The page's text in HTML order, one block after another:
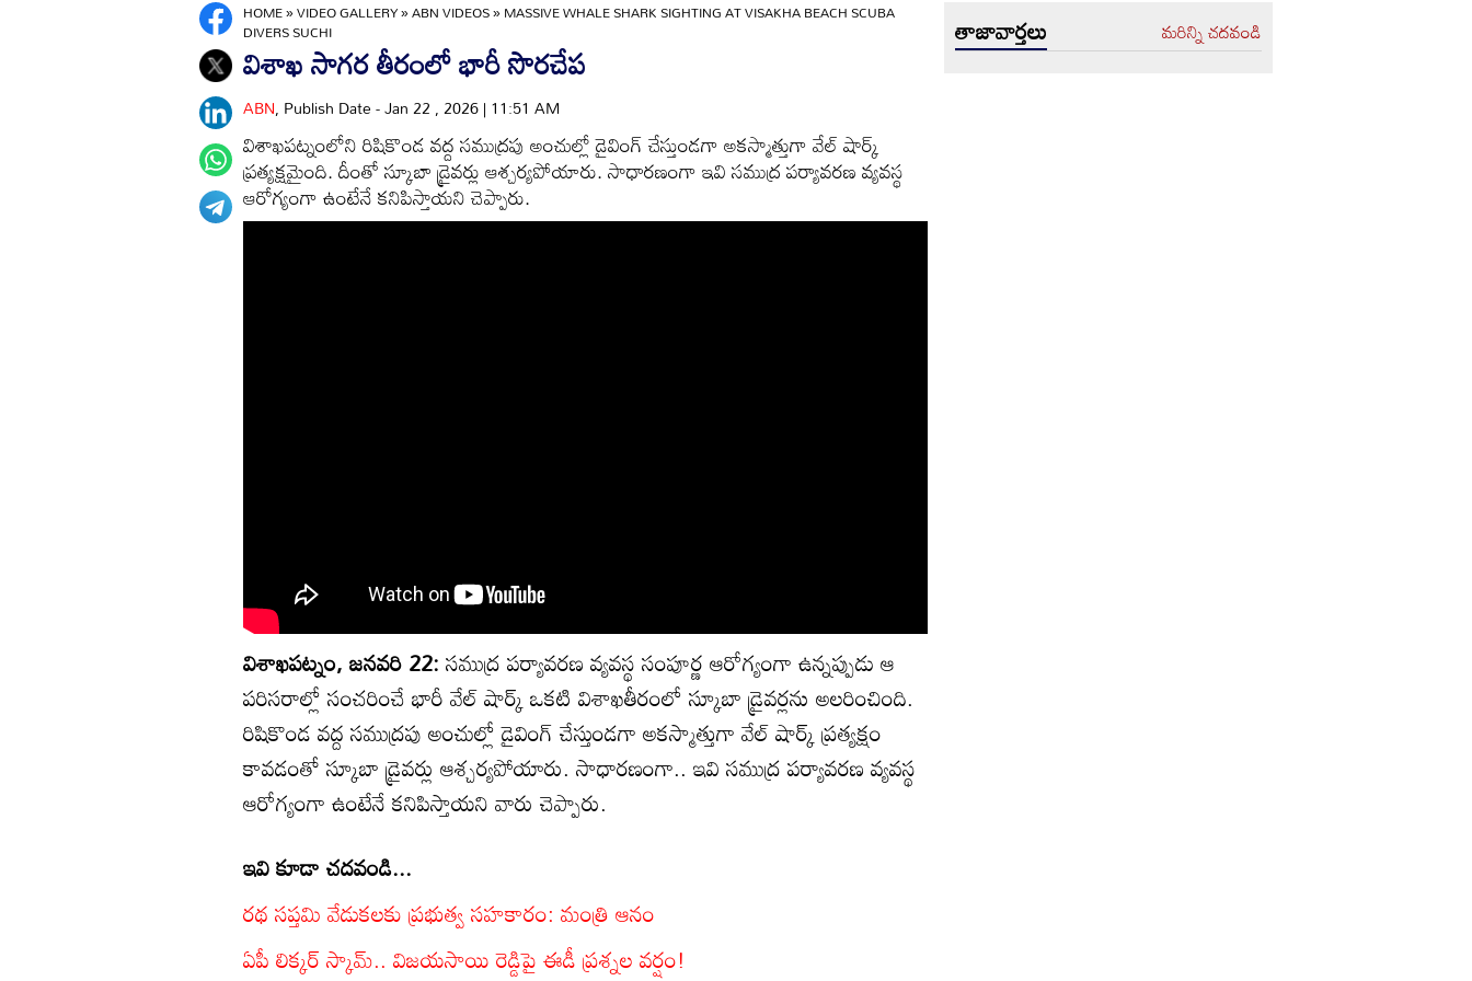
HOME»VIDEO GALLERY»ABN VIDEOS»MASSIVE WHALE SHARK SIGHTING AT VISAKHA BEACH SCUBA
DIVERS SUCHI
విశాఖ సాగర తీరంలో భారీ సొరచేప
ABN, Publish Date - Jan 22 , 2026 | 11:51 AM
విశాఖపట్నంలోని రిషికొండ వద్ద సముద్రపు అంచుల్లో డైవింగ్ చేస్తుండగా అకస్మాత్తుగా వేల్ షార్క్
ప్రత్యక్షమైంది. దీంతో స్కూబా డ్రైవర్లు ఆశ్చర్యపోయారు. సాధారణంగా ఇవి సముద్ర పర్యావరణ వ్యవస్థ
ఆరోగ్యంగా ఉంటేనే కనిపిస్తాయని చెప్పారు.
విశాఖపట్నం, జనవరి 22:సముద్ర పర్యావరణ వ్యవస్థ సంపూర్ణ ఆరోగ్యంగా ఉన్నప్పుడు ఆ
పరిసరాల్లో సంచరించే భారీ వేల్ షార్క్ ఒకటి విశాఖతీరంలో స్కూబా డ్రైవర్లను అలరించింది.
రిషికొండ వద్ద సముద్రపు అంచుల్లో డైవింగ్ చేస్తుండగా అకస్మాత్తుగా వేల్ షార్క్ ప్రత్యక్షం
కావడంతో స్కూబా డ్రైవర్లు ఆశ్చర్యపోయారు. సాధారణంగా.. ఇవి సముద్ర పర్యావరణ వ్యవస్థ
ఆరోగ్యంగా ఉంటేనే కనిపిస్తాయని వారు చెప్పారు.
ఇవి కూడా చదవండి...
రథ సప్తమి వేడుకలకు ప్రభుత్వ సహకారం: మంత్రి ఆనం
ఏపీ లిక్కర్ స్కామ్.. విజయసాయి రెడ్డిపై ఈడీ ప్రశ్నల వర్షం!
తాజావార్తలు మరిన్ని చదవండి